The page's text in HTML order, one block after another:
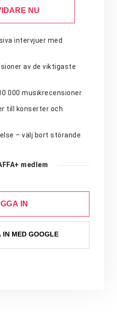
NU
intervjuer med
av de viktigaste
000 musikrecensioner
till konserter och
– välj bort störande
medlem
IN
IN MED GOOGLE